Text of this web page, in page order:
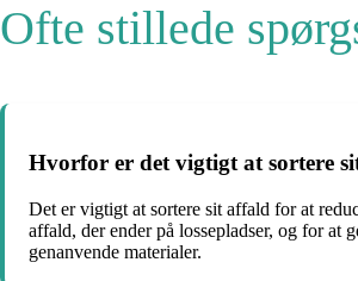
Ofte stillede
Hvorfor er det vigtigt at sortere
Det er vigtigt at sortere sit affald for at
affald, der ender på lossepladser, og for at
genanvende materialer.